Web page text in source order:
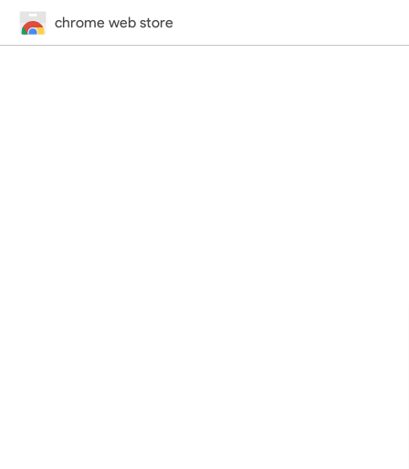
chrome web store